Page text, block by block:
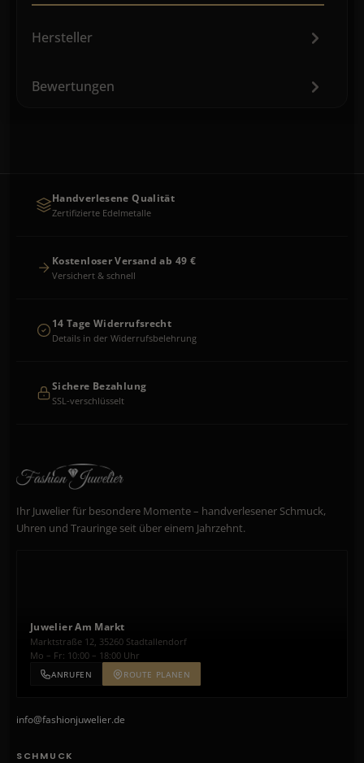
Hersteller
Bewertungen
Handverlesene Qualität
Zertifizierte Edelmetalle
Kostenloser Versand ab 49 €
Versichert & schnell
14 Tage Widerrufsrecht
Details in der Widerrufsbelehrung
Sichere Bezahlung
SSL-verschlüsselt
Ihr Juwelier für besondere Momente – handverlesener Schmuck,
Uhren und Trauringe seit über einem Jahrzehnt.
Juwelier Am Markt
Marktstraße 12, 35260 Stadtallendorf
Mo – Fr: 10:00 – 18:00 Uhr
ANRUFEN ROUTE PLANEN
info@fashionjuwelier.de
SCHMUCK